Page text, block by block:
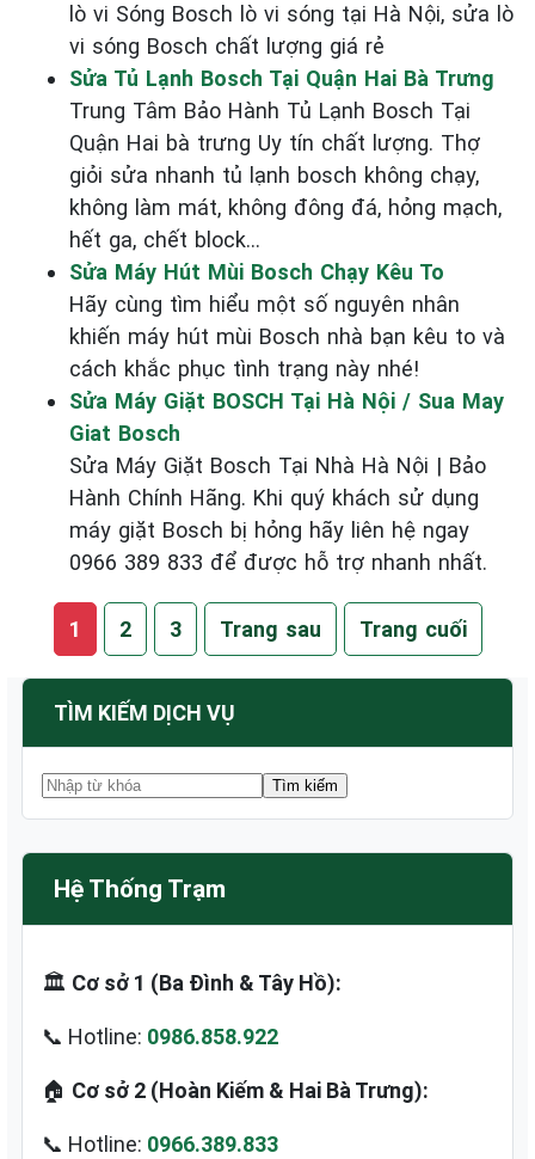
lò vi Sóng Bosch lò vi sóng tại Hà Nội, sửa lò
vi sóng Bosch chất lượng giá rẻ
Sửa Tủ Lạnh Bosch Tại Quận Hai Bà Trưng
Trung Tâm Bảo Hành Tủ Lạnh Bosch Tại
Quận Hai bà trưng Uy tín chất lượng. Thợ
giỏi sửa nhanh tủ lạnh bosch không chạy,
không làm mát, không đông đá, hỏng mạch,
hết ga, chết block...
Sửa Máy Hút Mùi Bosch Chạy Kêu To
Hãy cùng tìm hiểu một số nguyên nhân
khiến máy hút mùi Bosch nhà bạn kêu to và
cách khắc phục tình trạng này nhé!
Sửa Máy Giặt BOSCH Tại Hà Nội / Sua May
Giat Bosch
Sửa Máy Giặt Bosch Tại Nhà Hà Nội | Bảo
Hành Chính Hãng. Khi quý khách sử dụng
máy giặt Bosch bị hỏng hãy liên hệ ngay
0966 389 833 để được hỗ trợ nhanh nhất.
1 2 3 Trang sau Trang cuối
TÌM KIẾM DỊCH VỤ
Hệ Thống Trạm
🏛️ Cơ sở 1 (Ba Đình & Tây Hồ):
📞 Hotline: 0986.858.922
🏠 Cơ sở 2 (Hoàn Kiếm & Hai Bà Trưng):
📞 Hotline: 0966.389.833